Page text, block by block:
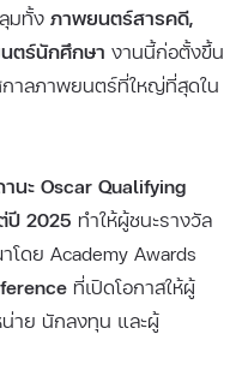
มทั้ง ภาพยนตร์สารคดี,
ตร์นักศึกษา งานนี้ก่อตั้งขึ้น
าลภาพยนตร์ที่ใหญ่ที่สุดใน
นะ Oscar Qualifying
ปี 2025 ทำให้ผู้ชนะรางวัล
ดย Academy Awards
ที่เปิดโอกาสให้ผู้
าย นักลงทุน และผู้